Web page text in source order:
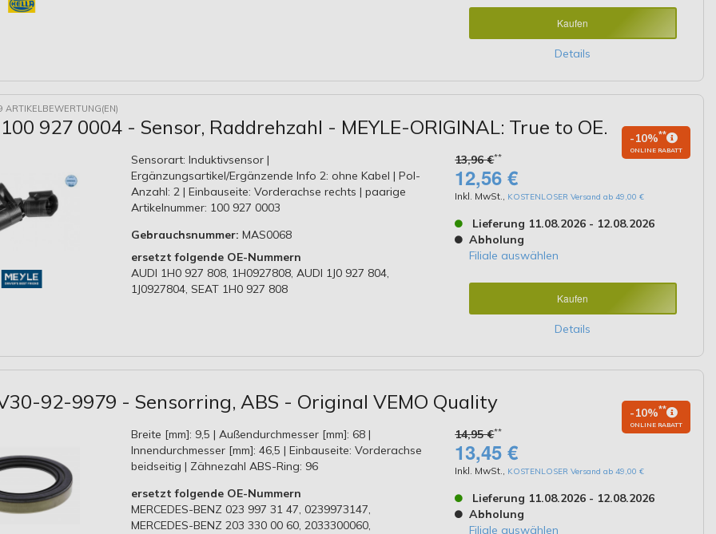
Kaufen
Details
ARTIKELBEWERTUNG(EN)
100 927 0004 - Sensor, Raddrehzahl - MEYLE-ORIGINAL: True to OE.
Sensorart: Induktivsensor |
Ergänzungsartikel/Ergänzende Info 2: ohne Kabel | Pol-
Anzahl: 2 | Einbauseite: Vorderachse rechts | paarige
Artikelnummer: 100 927 0003
Gebrauchsnummer: MAS0068
ersetzt folgende OE-Nummern
AUDI 1H0 927 808, 1H0927808, AUDI 1J0 927 804,
1J0927804, SEAT 1H0 927 808
13,96 €**
-10%**
ONLINE RABATT
12,56 €
Inkl. MwSt., KOSTENLOSER Versand ab 49,00 €
Lieferung 11.08.2026 - 12.08.2026
Abholung
Filiale auswählen
Kaufen
Details
92-9979 - Sensorring, ABS - Original VEMO Quality
Breite [mm]: 9,5 | Außendurchmesser [mm]: 68 |
Innendurchmesser [mm]: 46,5 | Einbauseite: Vorderachse
beidseitig | Zähnezahl ABS-Ring: 96
ersetzt folgende OE-Nummern
MERCEDES-BENZ 023 997 31 47, 0239973147,
MERCEDES-BENZ 203 330 00 60, 2033300060,
14,95 €**
-10%**
ONLINE RABATT
13,45 €
Inkl. MwSt., KOSTENLOSER Versand ab 49,00 €
Lieferung 11.08.2026 - 12.08.2026
Abholung
Filiale auswählen